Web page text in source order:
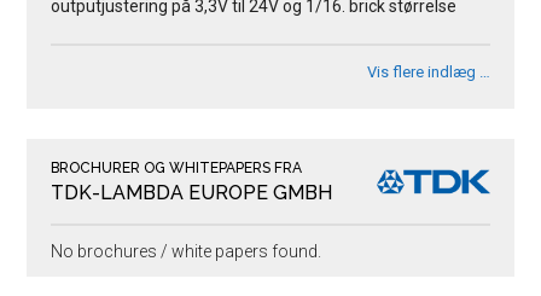
outputjustering på 3,3V til 24V og 1/16. brick størrelse
Vis flere indlæg …
BROCHURER OG WHITEPAPERS FRA
TDK-LAMBDA EUROPE GMBH
No brochures / white papers found.